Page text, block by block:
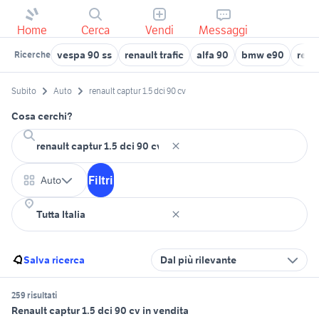
Home Cerca Vendi Messaggi
Ricerche vespa 90 ss renault trafic alfa 90 bmw e90
Subito Auto renault captur 1.5 dci 90 cv
Cosa cerchi?
Auto Filtri
Salva ricerca Dal più rilevante
259 risultati
Renault captur 1.5 dci 90 cv in vendita